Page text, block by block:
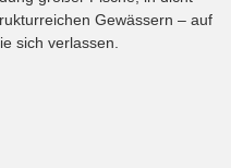
Gewässern – auf
sich verlassen.